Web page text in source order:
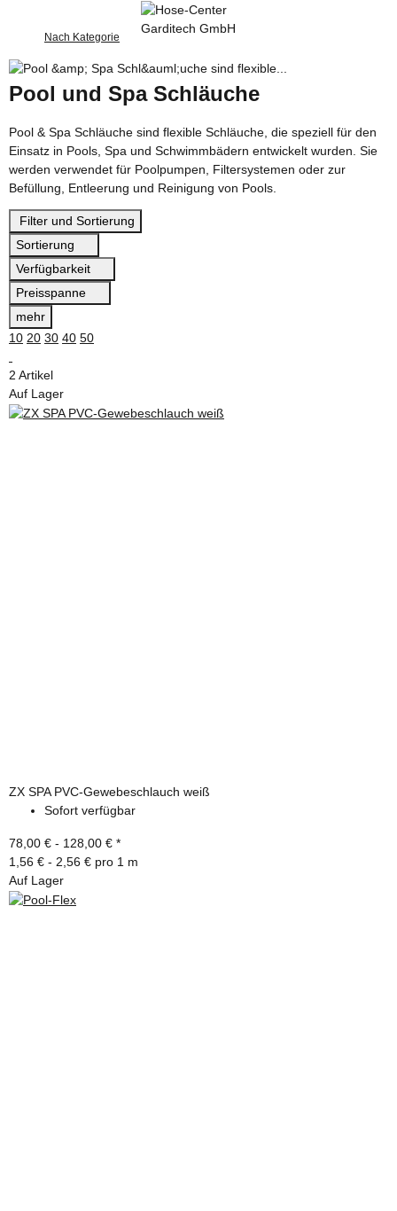
Nach Kategorie
Pool und Spa Schläuche
Pool & Spa Schläuche sind flexible Schläuche, die speziell für den
Einsatz in Pools, Spa und Schwimmbädern entwickelt wurden. Sie
werden verwendet für Poolpumpen, Filtersystemen oder zur
Befüllung, Entleerung und Reinigung von Pools.
Filter und Sortierung
Sortierung
Verfügbarkeit
Preisspanne
mehr
10 20 30 40 50
2 Artikel
Auf Lager
ZX SPA PVC-Gewebeschlauch weiß
Sofort verfügbar
78,00 € - 128,00 € *
1,56 € - 2,56 € pro 1 m
Auf Lager